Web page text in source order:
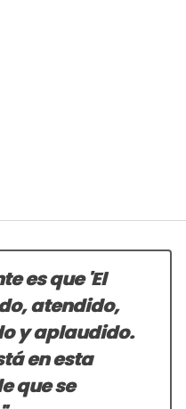
es que 'El
atendido,
y aplaudido.
en esta
que se